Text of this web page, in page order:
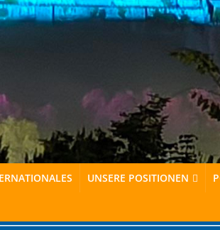
CC BY-SA 3.0, https://
UNSERE POSITIONEN